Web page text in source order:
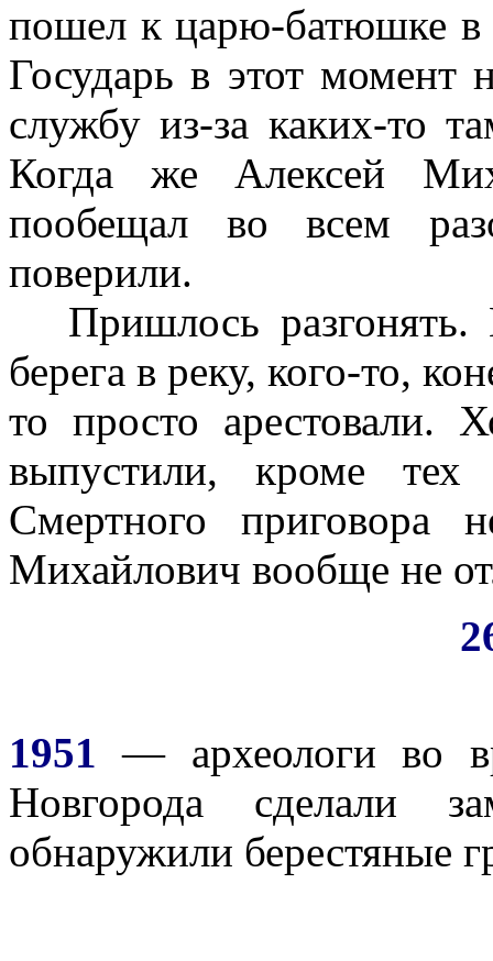
пошел к царю-батюшке в
Государь в этот момент
службу из-за каких-то
Когда же Алексей
пообещал во всем
поверили.
Пришлось разгонять.
берега в реку, кого-то,
то просто арестовали.
выпустили, кроме тех
Смертного приговора
Михайлович вообще не
1951 — археологи во
Новгорода сделали
обнаружили берестяные